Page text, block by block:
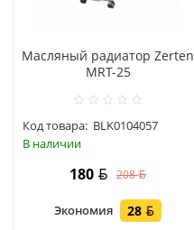
Масляный радиатор Zerten
MRT-25
Код товара: BLK0104057
В наличии
180 208
Экономия 28